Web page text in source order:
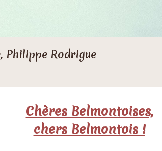
Philippe Rodrigue
Chères Belmontoises,
chers Belmontois !